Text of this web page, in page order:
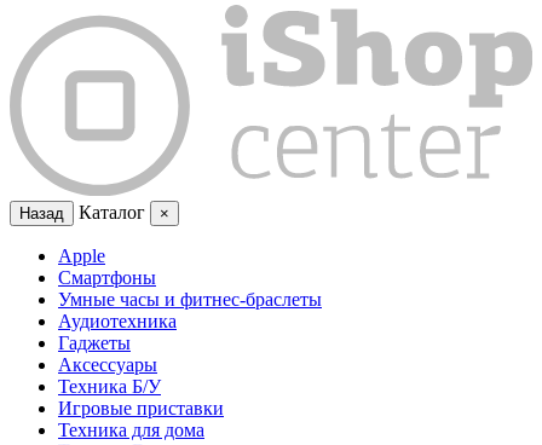
Назад Каталог ×
Apple
Смартфоны
Умные часы и фитнес-браслеты
Аудиотехника
Гаджеты
Аксессуары
Техника Б/У
Игровые приставки
Техника для дома